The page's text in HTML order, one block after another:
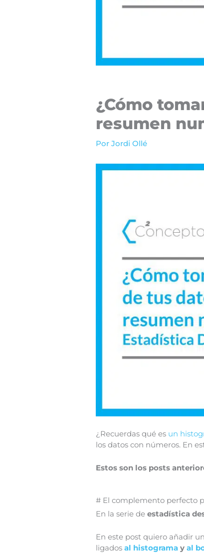
¿Cómo
resumen
Por Jordi Ollé
¿Recuerdas qué es un
los datos con números. En
Estos son los posts
# El complemento perfecto
En la serie de estadística
En este post quiero añadir
ligados al histogramay al